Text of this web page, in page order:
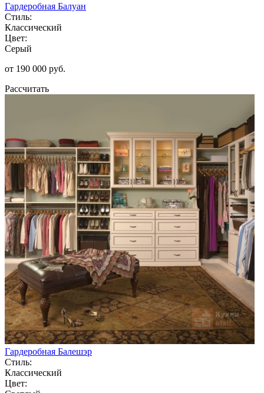
Гардеробная Балуан
Стиль:
Классический
Цвет:
Серый
от 190 000 руб.
Рассчитать
Гардеробная Балешэр
Стиль:
Классический
Цвет: